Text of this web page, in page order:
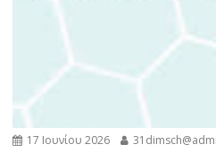
17 Ιουνίου 2026